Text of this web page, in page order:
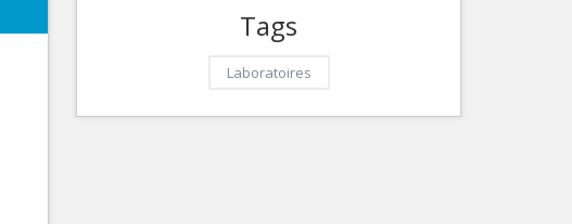
Tags
Laboratoires